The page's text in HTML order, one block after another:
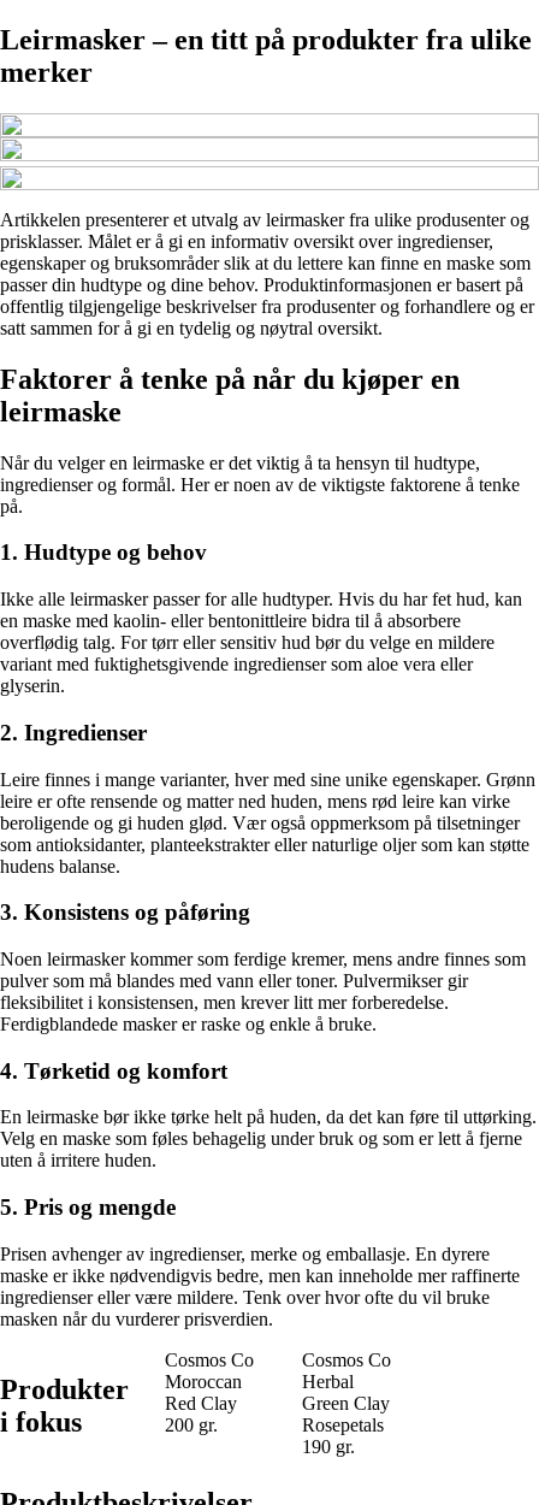
Leirmasker – en titt på produkter fra ulike
merker
Artikkelen presenterer et utvalg av leirmasker fra ulike produsenter og
prisklasser. Målet er å gi en informativ oversikt over ingredienser,
egenskaper og bruksområder slik at du lettere kan finne en maske som
passer din hudtype og dine behov. Produktinformasjonen er basert på
offentlig tilgjengelige beskrivelser fra produsenter og forhandlere og er
satt sammen for å gi en tydelig og nøytral oversikt.
Faktorer å tenke på når du kjøper en
leirmaske
Når du velger en leirmaske er det viktig å ta hensyn til hudtype,
ingredienser og formål. Her er noen av de viktigste faktorene å tenke
på.
1. Hudtype og behov
Ikke alle leirmasker passer for alle hudtyper. Hvis du har fet hud, kan
en maske med kaolin- eller bentonittleire bidra til å absorbere
overflødig talg. For tørr eller sensitiv hud bør du velge en mildere
variant med fuktighetsgivende ingredienser som aloe vera eller
glyserin.
2. Ingredienser
Leire finnes i mange varianter, hver med sine unike egenskaper. Grønn
leire er ofte rensende og matter ned huden, mens rød leire kan virke
beroligende og gi huden glød. Vær også oppmerksom på tilsetninger
som antioksidanter, planteekstrakter eller naturlige oljer som kan støtte
hudens balanse.
3. Konsistens og påføring
Noen leirmasker kommer som ferdige kremer, mens andre finnes som
pulver som må blandes med vann eller toner. Pulvermikser gir
fleksibilitet i konsistensen, men krever litt mer forberedelse.
Ferdigblandede masker er raske og enkle å bruke.
4. Tørketid og komfort
En leirmaske bør ikke tørke helt på huden, da det kan føre til uttørking.
Velg en maske som føles behagelig under bruk og som er lett å fjerne
uten å irritere huden.
5. Pris og mengde
Prisen avhenger av ingredienser, merke og emballasje. En dyrere
maske er ikke nødvendigvis bedre, men kan inneholde mer raffinerte
ingredienser eller være mildere. Tenk over hvor ofte du vil bruke
masken når du vurderer prisverdien.
Produkter
i fokus
Cosmos Co
Moroccan
Red Clay
200 gr.
Cosmos Co
Herbal
Green Clay
Rosepetals
190 gr.